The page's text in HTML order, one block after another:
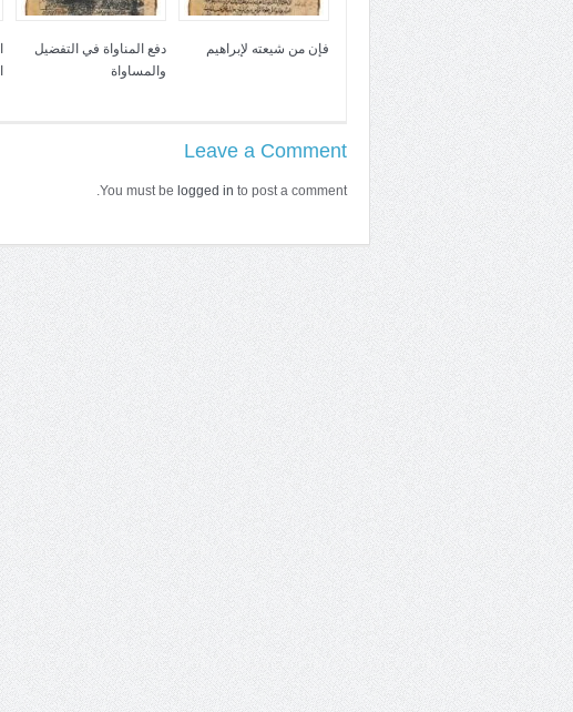
فإن من شيعته لإبراهيم
دفع المناواة في التفضيل
والمساواة
Leave a Comment
You must be logged in to post a comment.